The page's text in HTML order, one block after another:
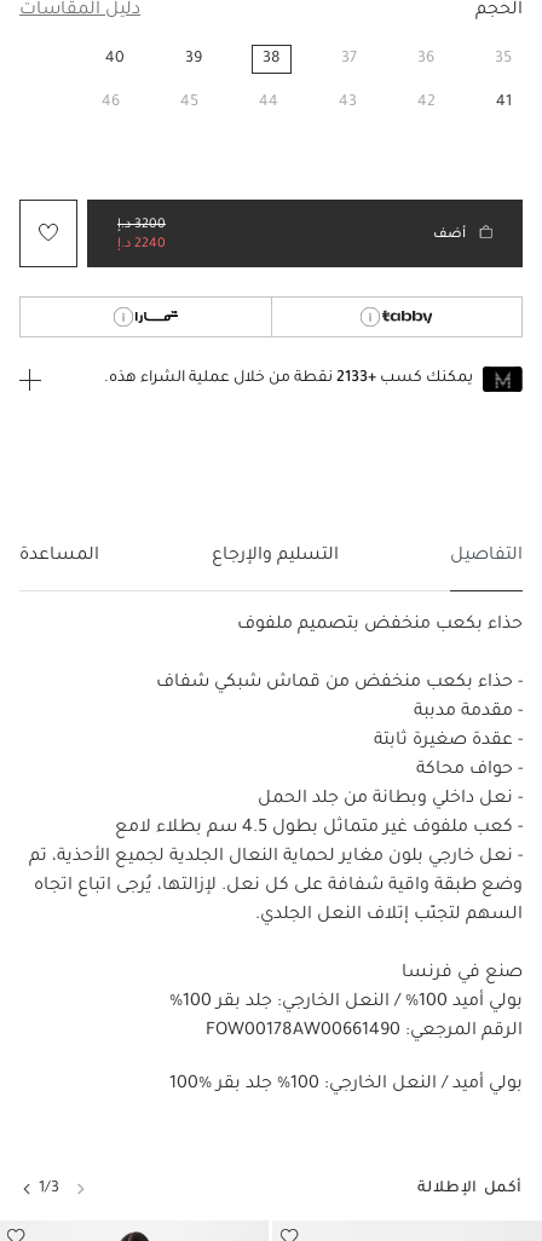
الحجم دليل المقاسات
35
36
37
38
39
40
41
42
43
44
45
46
أضف
3200 د.إ
2240 د.إ
يمكنك كسب +2133
نقطة من خلال عملية الشراء هذه.
التفاصيل التسليم والإرجاع المساعدة
حذاء بكعب منخفض بتصميم ملفوف
- حذاء بكعب منخفض من قماش شبكي شفاف
- مقدمة مدببة
- عقدة صغيرة ثابتة
- حواف محاكة
- نعل داخلي وبطانة من جلد الحمل
- كعب ملفوف غير متماثل بطول 4.5 سم بطلاء لامع
- نعل خارجي بلون مغاير لحماية النعال الجلدية لجميع الأحذية، تم
وضع طبقة واقية شفافة على كل نعل. لإزالتها، يُرجى اتباع اتجاه
السهم لتجنّب إتلاف النعل الجلدي.
صنع في فرنسا
بولي أميد 100% / النعل الخارجي: جلد بقر 100%
الرقم المرجعي: FOW00178AW00661490
100% بولي أميد / النعل الخارجي: 100% جلد بقر
أكمل الإطلالة 1/3